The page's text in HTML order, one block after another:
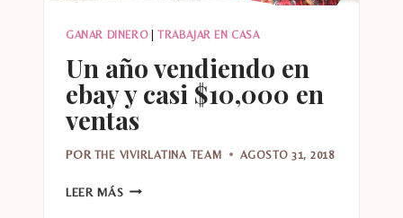
GANAR DINERO| TRABAJAR EN CASA
Un año vendiendo en
ebay y casi $10,000 en
ventas
POR THE VIVIRLATINA TEAM AGOSTO 31, 2018
LEER MÁS UN